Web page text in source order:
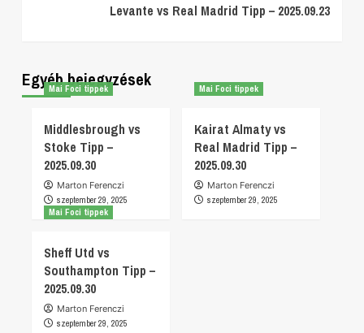
Levante vs Real Madrid Tipp – 2025.09.23
Egyéb bejegyzések
Mai Foci tippek
Middlesbrough vs
Stoke Tipp –
2025.09.30
Marton Ferenczi
szeptember 29, 2025
Mai Foci tippek
Kairat Almaty vs
Real Madrid Tipp –
2025.09.30
Marton Ferenczi
szeptember 29, 2025
Mai Foci tippek
Sheff Utd vs
Southampton Tipp –
2025.09.30
Marton Ferenczi
szeptember 29, 2025